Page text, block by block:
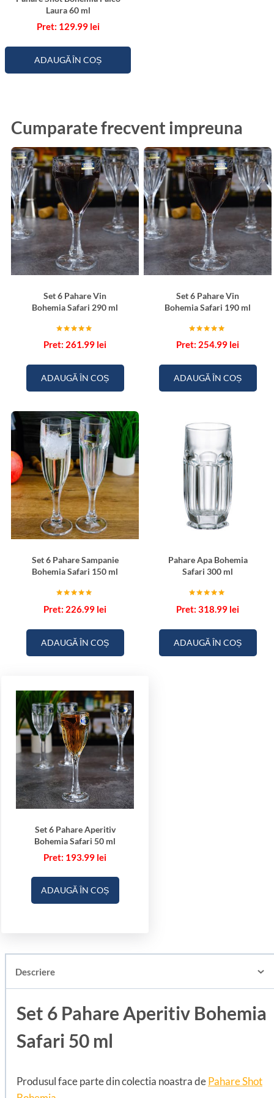
Laura 60 ml
129.99 lei
ADAUGĂ ÎN COȘ
Cumparate frecvent impreuna
Set 6 Pahare Vin
Bohemia Safari 290 ml
5.00
261.99 lei
ADAUGĂ ÎN COȘ
Set 6 Pahare Vin
Bohemia Safari 190 ml
5.00
254.99 lei
ADAUGĂ ÎN COȘ
Set 6 Pahare Sampanie
Bohemia Safari 150 ml
5.00
226.99 lei
ADAUGĂ ÎN COȘ
Pahare Apa Bohemia
Safari 300 ml
5.00
318.99 lei
ADAUGĂ ÎN COȘ
Set 6 Pahare Aperitiv
Bohemia Safari 50 ml
193.99 lei
ADAUGĂ ÎN COȘ
Descriere
Set 6 Pahare Aperitiv Bohemia
Safari 50 ml
Produsul face parte din colectia noastra dePahare Shot